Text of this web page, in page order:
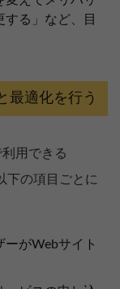
る」など、目
最適化を行う
用できる
下の項目ごとに
がWebサイト